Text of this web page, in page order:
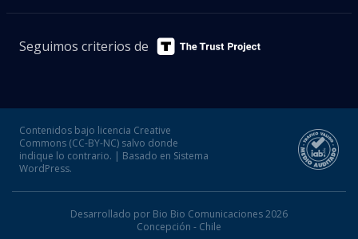
Seguimos criterios de
Contenidos bajo licencia Creative
Commons (CC-BY-NC) salvo donde
indique lo contrario. | Basado en Sistema
WordPress.
Desarrollado por Bio Bio Comunicaciones 2026
Concepción - Chile